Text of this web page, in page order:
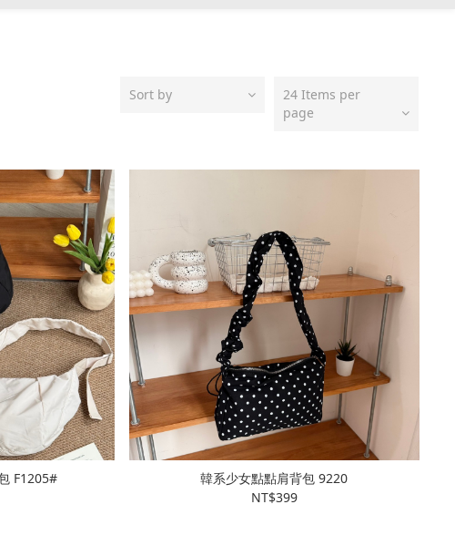
Sort by
24 Items per
page
韓系百搭大容量餃子包 F1205#
韓系少女點點肩背包 9220
NT$399